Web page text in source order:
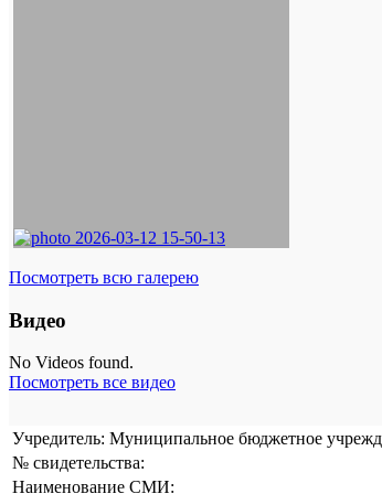
Посмотреть всю галерею
Видео
No Videos found.
Посмотреть все видео
Учредитель: Муниципальное бюджетное
№ свидетельства:
Наименование СМИ: